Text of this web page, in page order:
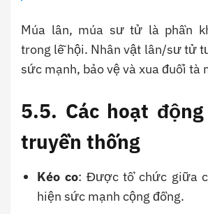
Múa lân, múa sư tử là phần
trong lễ hội. Nhân vật lân/sư tử
sức mạnh, bảo vệ và xua đuổi tà
5.5. Các hoạt
truyền thống
Kéo co: Được tổ chức giữa
hiện sức mạnh cộng đồng.